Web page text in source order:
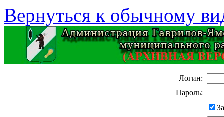
Вернуться к обычному
Логин:
Пароль: